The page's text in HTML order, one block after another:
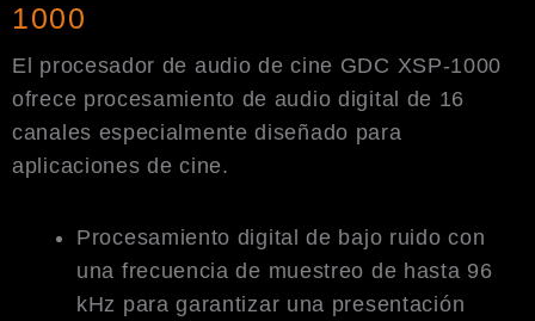
1000
El procesador de audio de cine GDC XSP-1000
ofrece procesamiento de audio digital de 16
canales especialmente diseñado para
aplicaciones de cine.
Procesamiento digital de bajo ruido con
una frecuencia de muestreo de hasta 96
kHz para garantizar una presentación